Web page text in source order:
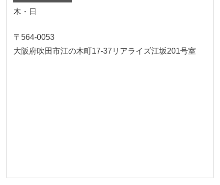
木・日
〒564-0053
大阪府吹田市江の木町17‐37リアライズ江坂201号室